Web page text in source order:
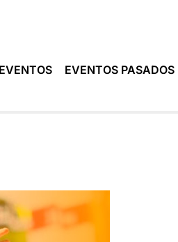
EVENTOS EVENTOS PASADOS